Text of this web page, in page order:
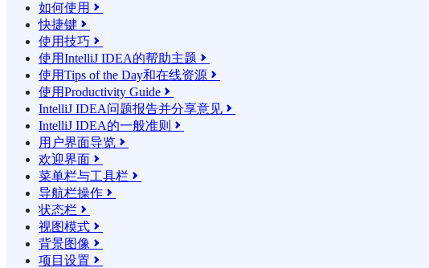
如何使用 
快捷键 
使用技巧 
使用IntelliJ IDEA的帮助主题 
使用Tips of the Day和在线资源 
使用Productivity Guide 
IntelliJ IDEA问题报告并分享意见 
IntelliJ IDEA的一般准则 
用户界面导览 
欢迎界面 
菜单栏与工具栏 
导航栏操作 
状态栏 
视图模式 
背景图像 
项目设置 